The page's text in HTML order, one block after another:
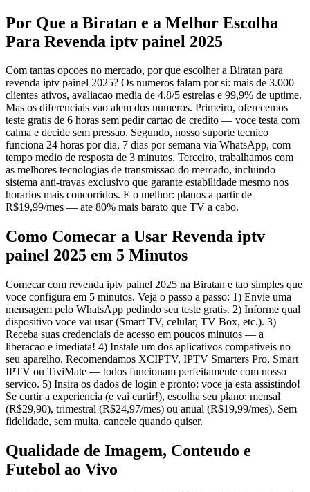
Por Que a Biratan e a Melhor Escolha
Para Revenda iptv painel 2025
Com tantas opcoes no mercado, por que escolher a Biratan para
revenda iptv painel 2025? Os numeros falam por si: mais de 3.000
clientes ativos, avaliacao media de 4.8/5 estrelas e 99,9% de uptime.
Mas os diferenciais vao alem dos numeros. Primeiro, oferecemos
teste gratis de 6 horas sem pedir cartao de credito — voce testa com
calma e decide sem pressao. Segundo, nosso suporte tecnico
funciona 24 horas por dia, 7 dias por semana via WhatsApp, com
tempo medio de resposta de 3 minutos. Terceiro, trabalhamos com
as melhores tecnologias de transmissao do mercado, incluindo
sistema anti-travas exclusivo que garante estabilidade mesmo nos
horarios mais concorridos. E o melhor: planos a partir de
R$19,99/mes — ate 80% mais barato que TV a cabo.
Como Comecar a Usar Revenda iptv
painel 2025 em 5 Minutos
Comecar com revenda iptv painel 2025 na Biratan e tao simples que
voce configura em 5 minutos. Veja o passo a passo: 1) Envie uma
mensagem pelo WhatsApp pedindo seu teste gratis. 2) Informe qual
dispositivo voce vai usar (Smart TV, celular, TV Box, etc.). 3)
Receba suas credenciais de acesso em poucos minutos — a
liberacao e imediata! 4) Instale um dos aplicativos compativeis no
seu aparelho. Recomendamos XCIPTV, IPTV Smarters Pro, Smart
IPTV ou TiviMate — todos funcionam perfeitamente com nosso
servico. 5) Insira os dados de login e pronto: voce ja esta assistindo!
Se curtir a experiencia (e vai curtir!), escolha seu plano: mensal
(R$29,90), trimestral (R$24,97/mes) ou anual (R$19,99/mes). Sem
fidelidade, sem multa, cancele quando quiser.
Qualidade de Imagem, Conteudo e
Futebol ao Vivo